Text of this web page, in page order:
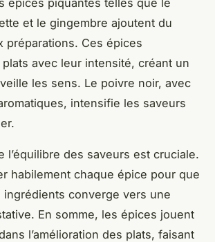
et le gingembre ajoutent du
préparations. Ces épices
avec leur intensité, créant un
les sens. Le poivre noir, avec
intensifie les saveurs
l’équilibre des saveurs est cruciale.
habilement chaque épice pour que
ingrédients converge vers une
En somme, les épices jouent
l’amélioration des plats, faisant